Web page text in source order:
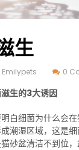
生
Emilypets 0
生的3大诱因
白细菌为什么会
潮湿区域，这是
砂盆清洁不到位